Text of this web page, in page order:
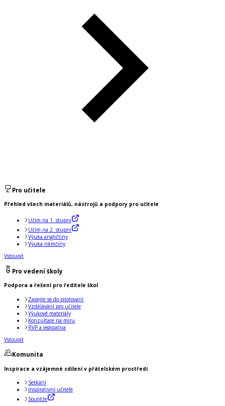
Pro učitele
Přehled všech materiálů, nástrojů a podpory pro učitele
Učím na 1. stupni
Učím na 2. stupni
Výuka angličtiny
Výuka němčiny
Vstoupit
Pro vedení školy
Podpora a řešení pro ředitele škol
Zapojte se do pilotování
Vzdělávání pro učitele
Výukové materiály
Konzultace na míru
RVP a legislativa
Vstoupit
Komunita
Inspirace a vzájemné sdílení v přátelském prostředí
Setkání
Inspirativní učitelé
Soutěže